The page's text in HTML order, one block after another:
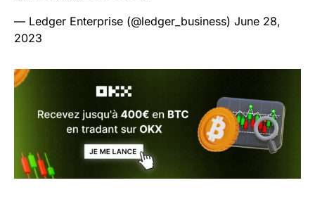
— Ledger Enterprise (@ledger_business) June 28,
2023